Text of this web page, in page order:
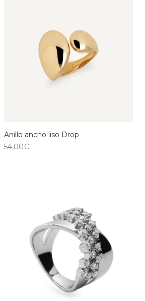
Anillo ancho liso Drop
54,00€